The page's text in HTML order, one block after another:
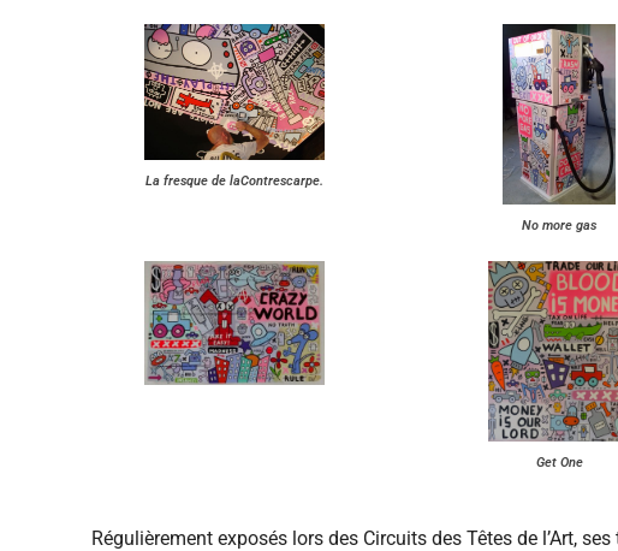
La fresque de laContrescarpe.
No more gas
Get One
Régulièrement exposés lors des Circuits des Têtes de l’Art,